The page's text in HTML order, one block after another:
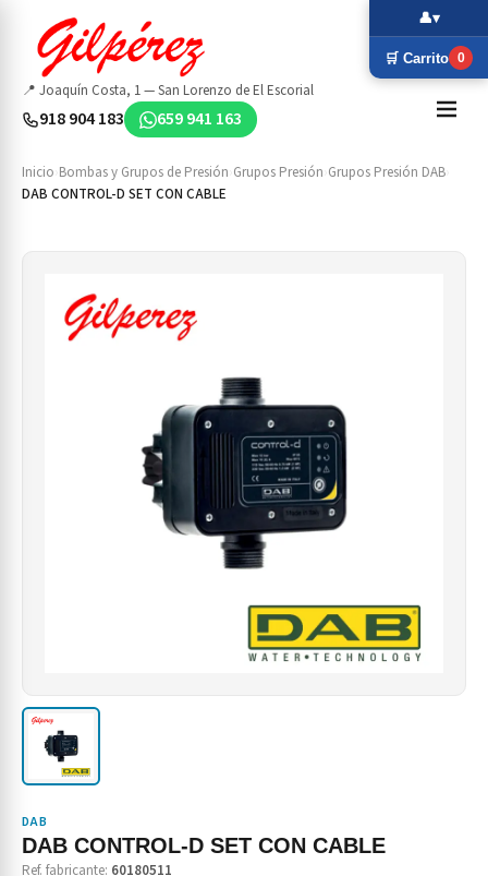
📍 Joaquín Costa, 1 — San Lorenzo de El Escorial
918 904 183 659 941 163
Inicio Bombas y Grupos de Presión Grupos Presión Grupos Presión DAB
DAB CONTROL-D SET CON CABLE
DAB
DAB CONTROL-D SET CON CABLE
Ref. fabricante: 60180511
🛒 Carrito 0
👤▾